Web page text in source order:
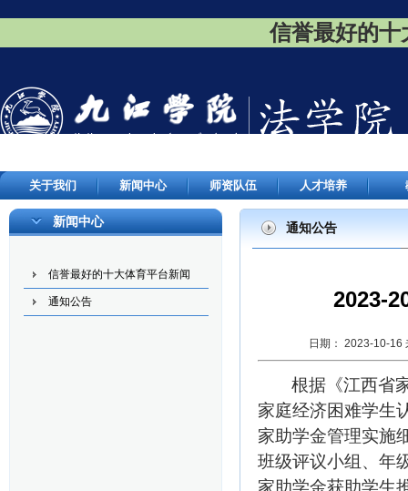
信誉最好的
关于我们 新闻中心 师资队伍 人才培养
新闻中心
信誉最好的十大体育平台新闻
通知公告
通知公告
2023-
日期： 2023-10-16
根据《江西省
家庭经济困难学生
家助学金管理实施
班级评议小组 、 年
家助学金获助学生